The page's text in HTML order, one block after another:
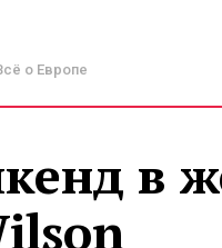
о Европе
в